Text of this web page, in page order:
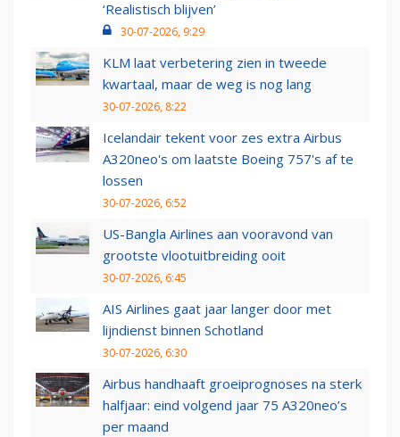
‘Realistisch blijven’
30-07-2026, 9:29
KLM laat verbetering zien in tweede
kwartaal, maar de weg is nog lang
30-07-2026, 8:22
Icelandair tekent voor zes extra Airbus
A320neo's om laatste Boeing 757's af te
lossen
30-07-2026, 6:52
US-Bangla Airlines aan vooravond van
grootste vlootuitbreiding ooit
30-07-2026, 6:45
AIS Airlines gaat jaar langer door met
lijndienst binnen Schotland
30-07-2026, 6:30
Airbus handhaaft groeiprognoses na sterk
halfjaar: eind volgend jaar 75 A320neo’s
per maand